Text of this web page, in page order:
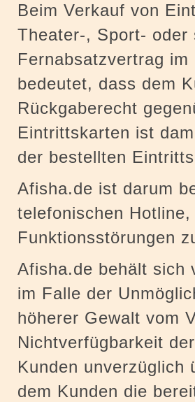
Beim Verkauf von
Theater-, Sport-
Fernabsatzvertrag
bedeutet, dass dem
Rückgaberecht
Eintrittskarten ist
der bestellten
Afisha.de ist darum
telefonischen
Funktionsstörungen
Afisha.de behält sich
im Falle der
höherer Gewalt vom
Nichtverfügbarkeit
Kunden unverzüglich
dem Kunden die